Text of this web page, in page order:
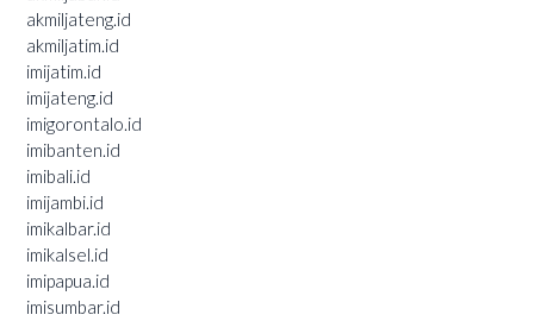
akmiljateng.id
akmiljatim.id
imijatim.id
imijateng.id
imigorontalo.id
imibanten.id
imibali.id
imijambi.id
imikalbar.id
imikalsel.id
imipapua.id
imisumbar.id